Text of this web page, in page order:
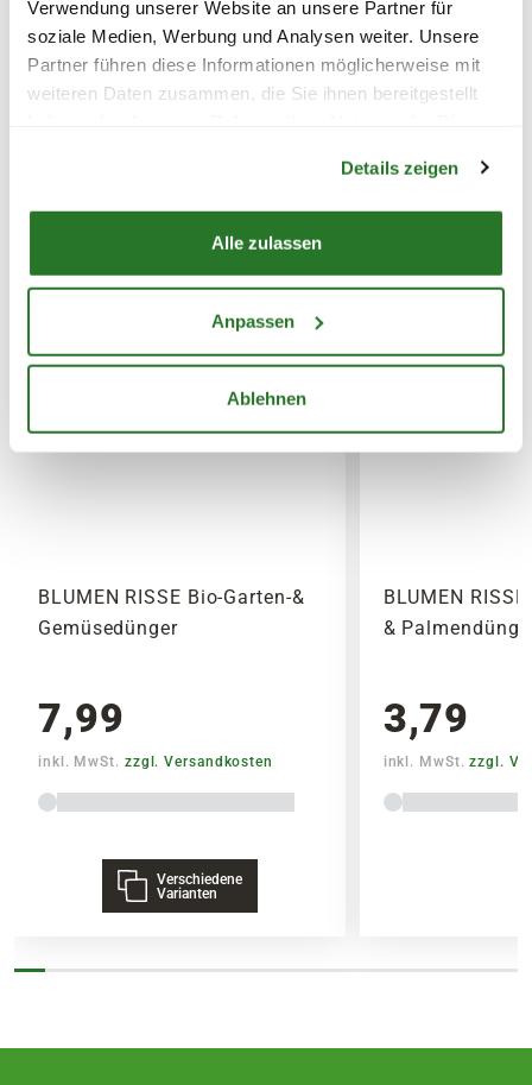
Verwendung unserer Website an unsere Partner für
soziale Medien, Werbung und Analysen weiter. Unsere
Partner führen diese Informationen möglicherweise mit
weiteren Daten zusammen, die Sie ihnen bereitgestellt
Details zeigen
Alle zulassen
Anpassen
Ablehnen
PAKETVERSAND
6,95€für Standardpakete (z.B.Dünger oder
für größere Pakete (z.B. Pflanzen oder
Erde)
SPERRGUTVERSAND
BLUMEN RISSE Bio-Garten-&
Gemüsedünger
7,99
inkl. MwSt. zzgl. Versandkosten
Verschiedene
Varianten
BLUMEN
&
3,79
inkl. MwSt.zzgl.